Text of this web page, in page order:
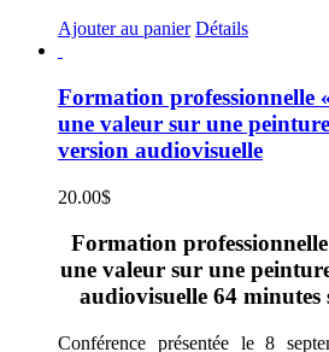
Ajouter au panier Détails
Formation professionnelle
une valeur sur une
version audiovisuelle
20.00$
Formation
une valeur sur une
audiovisuelle 64 minutes
Conférence présentée le 8